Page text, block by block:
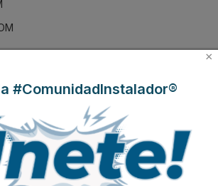
DESTACADAS
a
boletines
×
#ComunidadInstalador®